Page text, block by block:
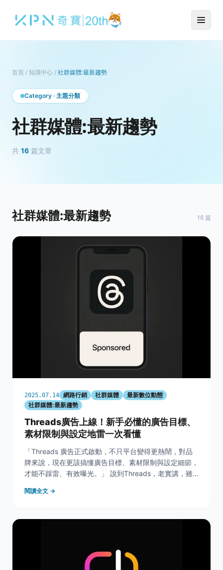
首頁 / 知識中心 / 社群媒體:最新趨勢
Category · 主題分類
社群媒體:最新趨勢
共 16 篇文章
社群媒體:最新趨勢 16 篇
2025.07.14 網路行銷 社群媒體
最新數位動態
社群媒體:最新趨勢
Threads廣告上線！新手必懂的廣告目標、
素材限制與設定地雷一次看懂
「Threads 廣告正式啟動，不只平台變得更熱鬧，對品
牌來說，現在更該搞懂廣告目標、素材限制與設定細節，
才能不踩雷、有效曝光。」 說到Threads，老實講，雖
還是像社群圈裡那個「你知道存在但沒有加好友」的新朋
閱讀全文 →